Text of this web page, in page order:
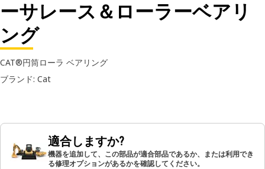
ーサレース＆ローラーベアリ
ング
CAT®円筒ローラ ベアリング
ブランド: Cat
適合しますか?
機器を追加して、この部品が適合部品であるか、または利用でき
る修理オプションがあるかを確認してください。